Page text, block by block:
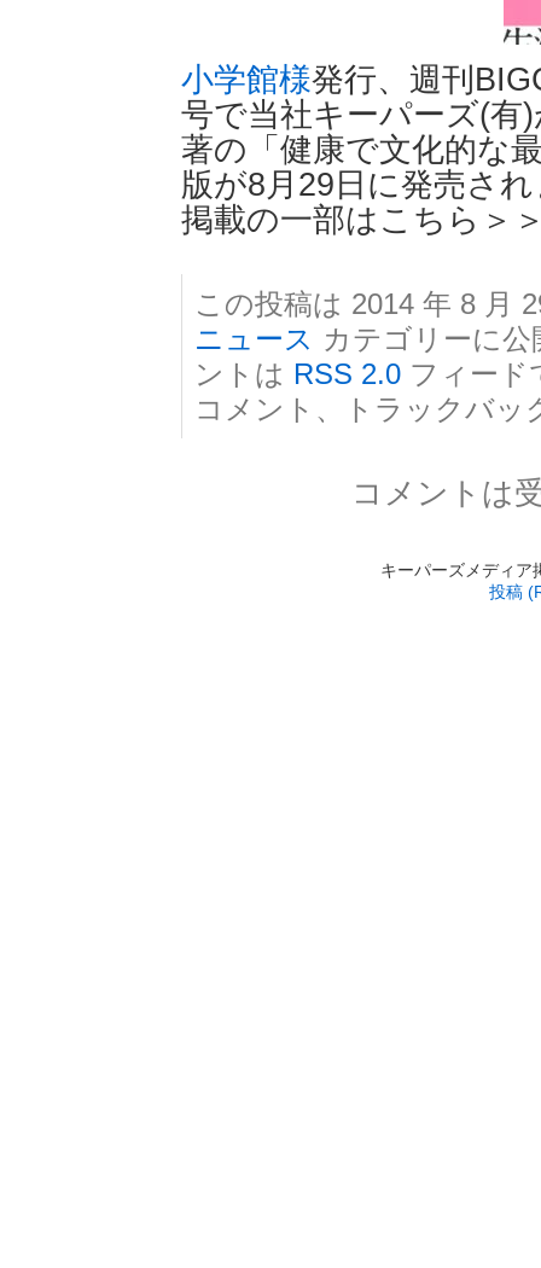
小学館様発行、週刊
号で当社キーパーズ(有
著の「健康で文化的な
版が8月29日に発売さ
掲載の一部はこちら＞
この投稿は 2014 年 8 月
ニュース カテゴリーに
ントは RSS 2.0 フィード
コメント、トラックバッ
コメントは
キーパーズメディ
投稿